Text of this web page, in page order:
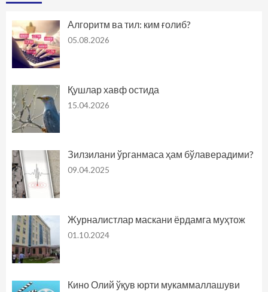
Алгоритм ва тил: ким ғолиб?
05.08.2026
Қушлар хавф остида
15.04.2026
Зилзилани ўрганмаса ҳам бўлаверадими?
09.04.2025
Журналистлар маскани ёрдамга муҳтож
01.10.2024
Кино Олий ўқув юрти мукаммаллашуви